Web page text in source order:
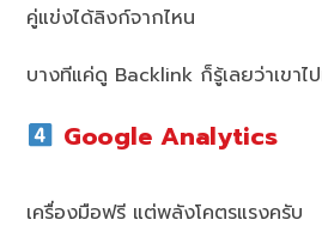
คู่แข่งได้ลิงก์จากไหน
บางทีแค่ดู Backlink ก็รู้เลยว่าเขาไ
Google Analytics
เครื่องมือฟรี แต่พลังโคตรแรงครับ